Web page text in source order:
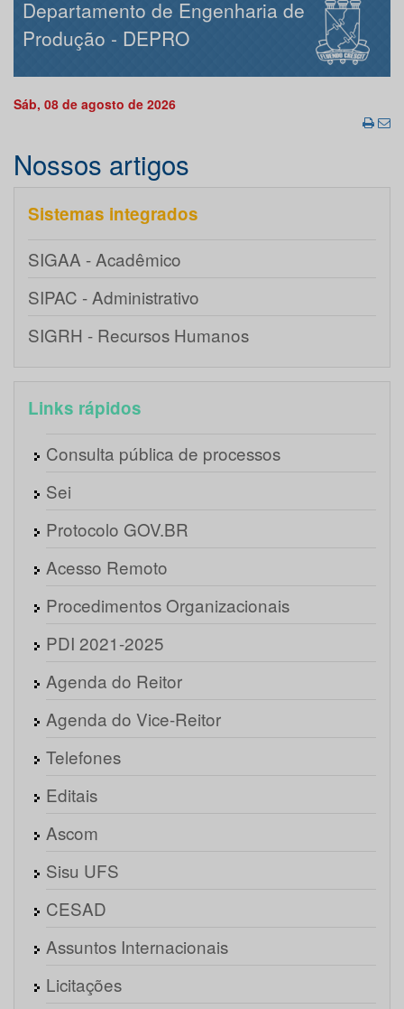
Departamento de Engenharia de
Produção - DEPRO
Sáb, 08 de agosto de 2026
Nossos artigos
Sistemas integrados
SIGAA - Acadêmico
SIPAC - Administrativo
SIGRH - Recursos Humanos
Links rápidos
Consulta pública de processos
Sei
Protocolo GOV.BR
Acesso Remoto
Procedimentos Organizacionais
PDI 2021-2025
Agenda do Reitor
Agenda do Vice-Reitor
Telefones
Editais
Ascom
Sisu UFS
CESAD
Assuntos Internacionais
Licitações